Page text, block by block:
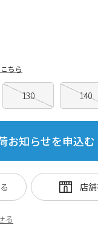
130 140
ちら
お知らせを申込む
る